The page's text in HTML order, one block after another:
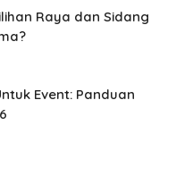
Raya dan Sidang
Event: Panduan